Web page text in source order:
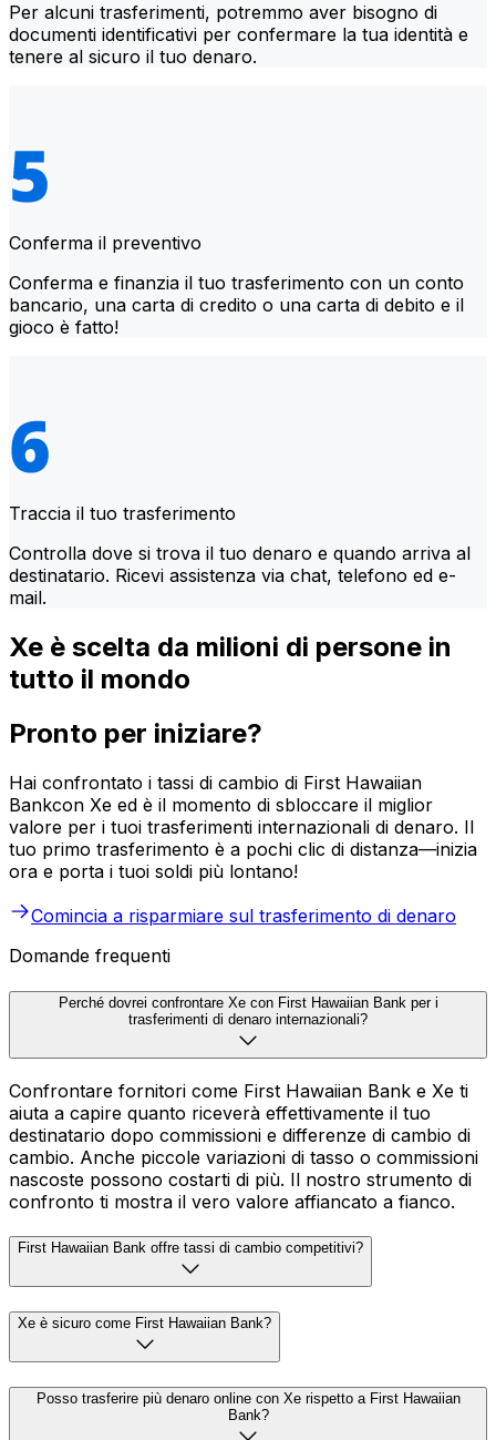
Per alcuni trasferimenti, potremmo aver bisogno di
documenti identificativi per confermare la tua identità e
tenere al sicuro il tuo denaro.
Conferma il preventivo
Conferma e finanzia il tuo trasferimento con un conto
bancario, una carta di credito o una carta di debito e il
gioco è fatto!
Traccia il tuo trasferimento
Controlla dove si trova il tuo denaro e quando arriva al
destinatario. Ricevi assistenza via chat, telefono ed e-
mail.
Xe è scelta da milioni di persone in
tutto il mondo
Pronto per iniziare?
Hai confrontato i tassi di cambio di First Hawaiian
Bankcon Xe ed è il momento di sbloccare il miglior
valore per i tuoi trasferimenti internazionali di denaro. Il
tuo primo trasferimento è a pochi clic di distanza—inizia
ora e porta i tuoi soldi più lontano!
Comincia a risparmiare sul trasferimento di denaro
Domande frequenti
Perché dovrei confrontare Xe con First Hawaiian Bank per i
trasferimenti di denaro internazionali?
Confrontare fornitori come First Hawaiian Bank e Xe ti
aiuta a capire quanto riceverà effettivamente il tuo
destinatario dopo commissioni e differenze di cambio di
cambio. Anche piccole variazioni di tasso o commissioni
nascoste possono costarti di più. Il nostro strumento di
confronto ti mostra il vero valore affiancato a fianco.
First Hawaiian Bank offre tassi di cambio competitivi?
Xe è sicuro come First Hawaiian Bank?
Posso trasferire più denaro online con Xe rispetto a First Hawaiian
Bank?